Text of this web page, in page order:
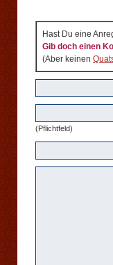
Hast Du eine
Gib doch einen
(Aber keinen
(Pflichtfeld)